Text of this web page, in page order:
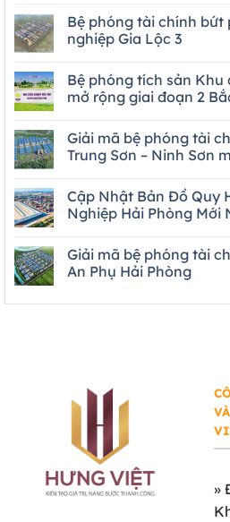
Bệ phóng tài chính bứt
nghiệp Gia Lộc 3
Bệ phóng tích sản Khu
mở rộng giai đoạn 2
Giải mã bệ phóng tài
Trung Sơn – Ninh Sơn
Cập Nhật Bản Đồ Quy
Nghiệp Hải Phòng Mới
Giải mã bệ phóng tài
An Phụ Hải Phòng
»